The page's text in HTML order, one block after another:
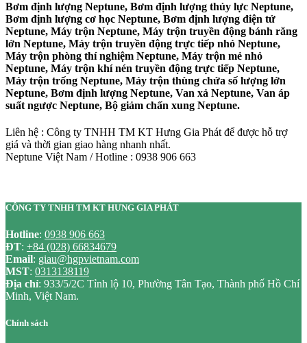
Bơm định lượng Neptune, Bơm định lượng thủy lực Neptune,
Bơm định lượng cơ học Neptune, Bơm định lượng điện tử
Neptune, Máy trộn Neptune, Máy trộn truyền động bánh răng
lớn Neptune, Máy trộn truyền động trực tiếp nhỏ Neptune,
Máy trộn phòng thí nghiệm Neptune, Máy trộn mẻ nhỏ
Neptune, Máy trộn khí nén truyền động trực tiếp Neptune,
Máy trộn trống Neptune, Máy trộn thùng chứa số lượng lớn
Neptune, Bơm định lượng Neptune, Van xả Neptune, Van áp
suất ngược Neptune, Bộ giảm chấn xung Neptune.
Liên hệ : Công ty TNHH TM KT Hưng Gia Phát để được hỗ trợ
giá và thời gian giao hàng nhanh nhất.
Neptune Việt Nam / Hotline : 0938 906 663
CÔNG TY TNHH TM KT HƯNG GIA PHÁT
Hotline: 0938 906 663
ĐT: +84 (028) 66834679
Email: giau@hgpvietnam.com
MST: 0313138119
Địa chỉ: 933/5/2C Tỉnh lộ 10, Phường Tân Tạo, Thành phố Hồ Chí
Minh, Việt Nam.
Chính sách